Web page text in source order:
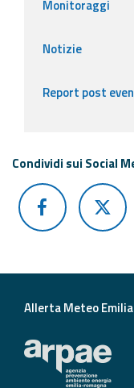
Monitoraggi
Notizie
Report post
Condividi sui Social
Allerta Meteo